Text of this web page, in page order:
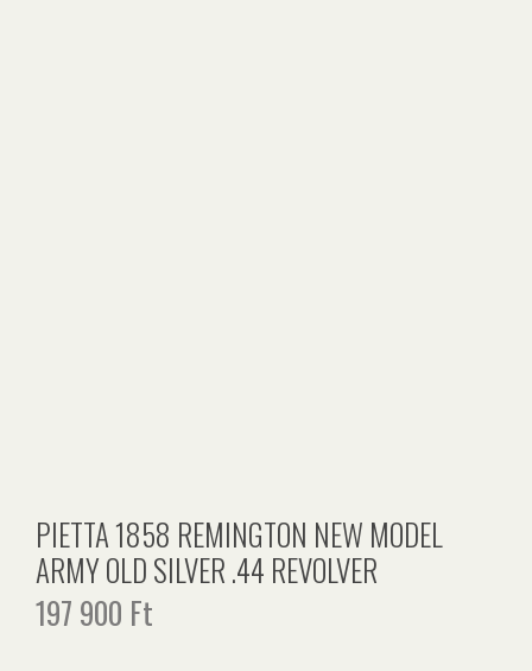
PIETTA 1858 REMINGTON NEW MODEL
ARMY OLD SILVER .44 REVOLVER
197 900 Ft